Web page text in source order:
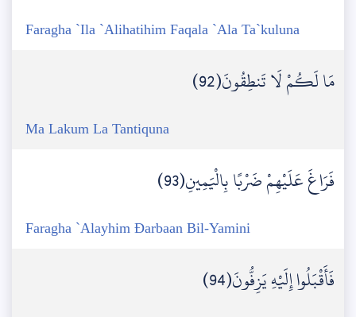
Faragha `Ila `Alihatihim Faqala `Ala Ta`kuluna
مَا لَكُمْ لَا تَنطِقُونَ(92)
Ma Lakum La Tantiquna
فَرَاغَ عَلَيْهِمْ ضَرْبًا بِالْيَمِينِ(93)
Faragha `Alayhim Đarbaan Bil-Yamini
فَأَقْبَلُوا إِلَيْهِ يَزِفُّونَ(94)